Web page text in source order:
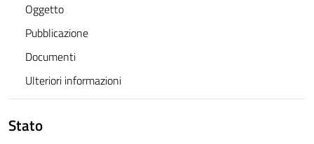
Oggetto
Pubblicazione
Documenti
Ulteriori informazioni
Stato